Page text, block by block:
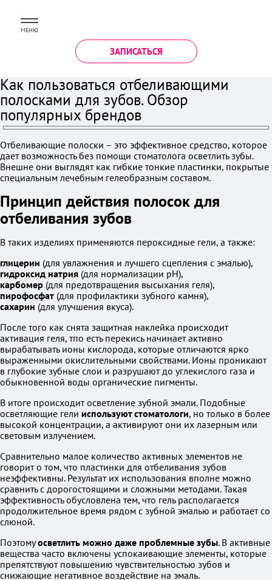
МЕНЮ
ЗАПИСАТЬСЯ
Как пользоваться отбеливающими
полосками для зубов. Обзор
популярных брендов
Отбеливающие полоски – это эффективное средство, которое
дает возможность без помощи стоматолога осветлить зубы.
Внешне они выглядят как гибкие тонкие пластинки, покрытые
специальным лечебным гелеобразным составом.
Принцип действия полосок для
отбеливания зубов
В таких изделиях применяются пероксидные гели, а также:
глицерин (для увлажнения и лучшего сцепления с эмалью),
гидроксид натрия (для нормализации рН),
карбомер (для предотвращения высыхания геля),
пирофосфат (для профилактики зубного камня),
сахарин (для улучшения вкуса).
После того как снята защитная наклейка происходит
активация геля, тпо есть перекись начинает активно
вырабатывать ионы кислорода, которые отличаются ярко
выраженными окислительными свойствами. Ионы проникают
в глубокие зубные слои и разрушают до углекислого газа и
обыкновенной воды органические пигменты.
В итоге происходит осветление зубной эмали. Подобные
осветляющие гели используют стоматологи, но только в более
высокой концентрации, а активируют они их лазерным или
световым излучением.
Сравнительно малое количество активных элементов не
говорит о том, что пластинки для отбеливания зубов
неэффективны. Результат их использования вполне можно
сравнить с дорогостоящими и сложными методами. Такая
эффективность обусловлена тем, что гель располагается
продолжительное время рядом с зубной эмалью и работает со
слюной.
Поэтомуосветлить можно даже проблемные зубы. В активные
вещества часто включены успокаивающие элементы, которые
препятствуют повышению чувствительностью зубов и
снижающие негативное воздействие на эмаль.